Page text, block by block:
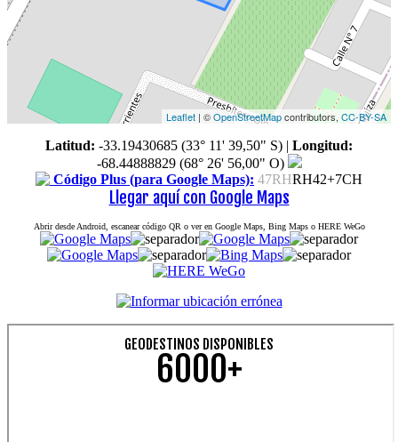
Leaflet | ©OpenStreetMapcontributors,CC-BY-SA
Latitud: -33.19430685 (33° 11' 39,50" S) | Longitud:
-68.44888829 (68° 26' 56,00" O)
Código Plus (para Google Maps): 47RHRH42+7CH
Llegar aquí con Google Maps
Abrir desde Android, escanear código QR o ver en Google Maps, Bing Maps o HERE WeGo
GEODESTINOS DISPONIBLES
6000+